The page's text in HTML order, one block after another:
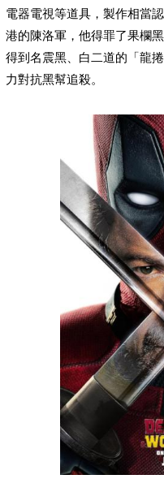
電器電視等道具，製作相當
港的陳洛軍，他得罪了果欄
得到名震黑、白二道的「龍
力對抗黑幫追殺。